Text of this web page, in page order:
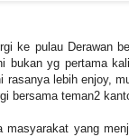
ke pulau Derawan
bukan yg pertama
rasanya lebih enjoy,
bersama teman2
masyarakat yang